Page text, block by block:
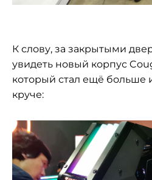
К слову, за закрытыми
увидеть новый корпус
который стал ещё больше
круче: